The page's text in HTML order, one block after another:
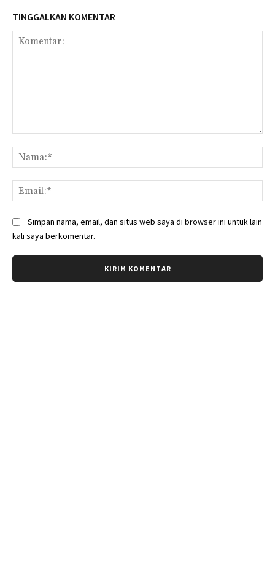
TINGGALKAN KOMENTAR
Simpan nama, email, dan situs web saya di browser ini untuk lain
kali saya berkomentar.